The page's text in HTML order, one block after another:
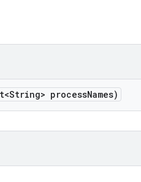
processNames)